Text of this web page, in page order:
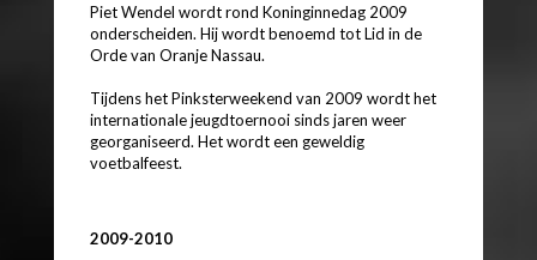
Piet Wendel wordt rond Koninginnedag 2009
onderscheiden. Hij wordt benoemd tot Lid in de
Orde van Oranje Nassau.
Tijdens het Pinksterweekend van 2009 wordt het
internationale jeugdtoernooi sinds jaren weer
georganiseerd. Het wordt een geweldig
voetbalfeest.
2009-2010